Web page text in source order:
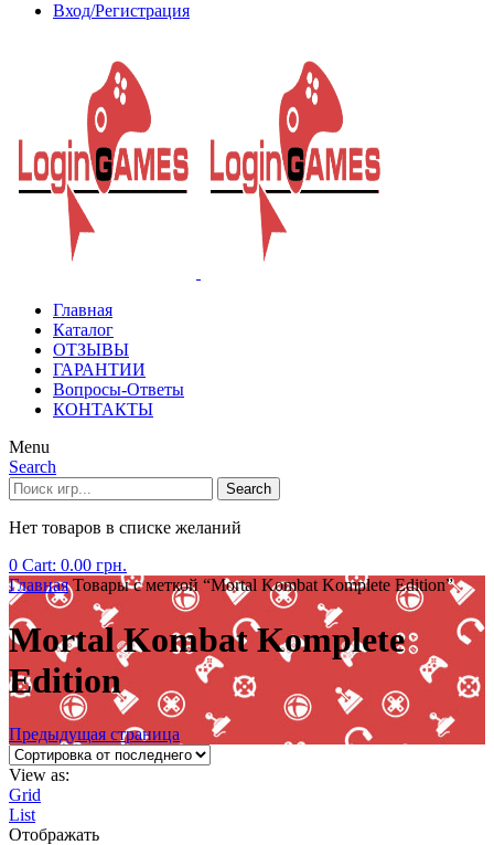
Вход/Регистрация
Главная
Каталог
ОТЗЫВЫ
ГАРАНТИИ
Вопросы-Ответы
КОНТАКТЫ
Menu
Search
Search
Нет товаров в списке желаний
0 Cart: 0.00 грн.
Главная Товары с меткой “Mortal Kombat Komplete Edition”
Mortal Kombat Komplete
Edition
Предыдущая страница
View as:
Grid
List
Отображать